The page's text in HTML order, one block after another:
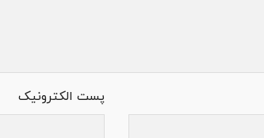
پست الکترونیک